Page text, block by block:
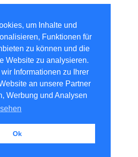
um Inhalte und
Funktionen für
zu können und die
Website zu analysieren.
Informationen zu Ihrer
an unsere Partner
Werbung und Analysen
Ok